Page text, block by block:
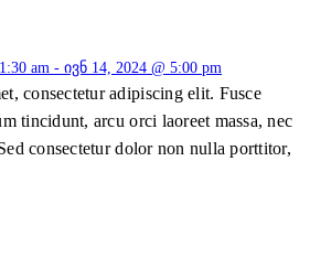
am - ივნ 14, 2024 @ 5:00 pm
consectetur adipiscing elit. Fusce
tincidunt, arcu orci laoreet massa, nec
consectetur dolor non nulla porttitor,